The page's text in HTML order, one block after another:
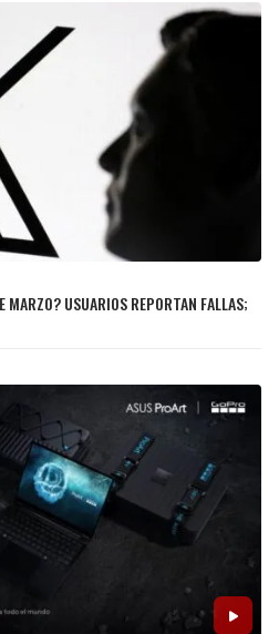
MARZO? USUARIOS REPORTAN FALLAS;